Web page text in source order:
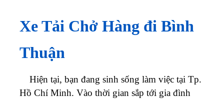
Xe Tải Chở Hàng đi Bình
Thuận
Hiện tại, bạn đang sinh sống làm việc tại Tp.
Hồ Chí Minh. Vào thời gian sắp tới gia đình